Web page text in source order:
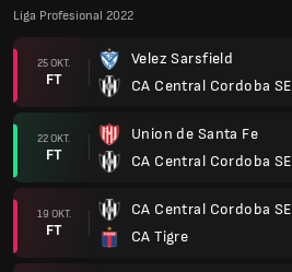
Liga Profesional 2022
25 OKT.
FT
Velez Sarsfield
CA Central Cordoba SE
22 OKT.
FT
Union de Santa Fe
CA Central Cordoba SE
19 OKT.
FT
CA Central Cordoba SE
CA Tigre